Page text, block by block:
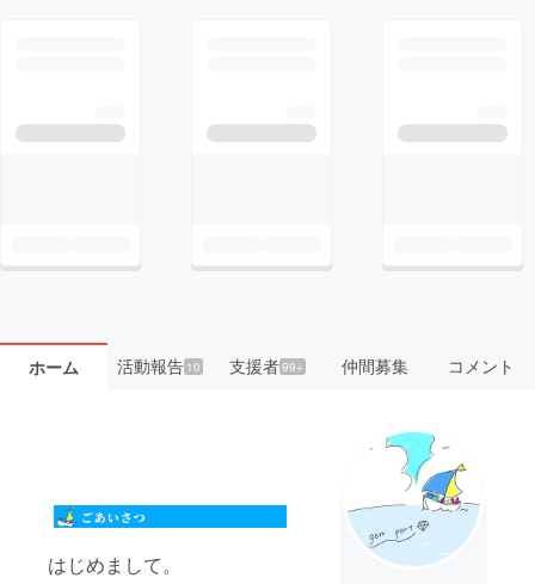
ホーム 活動報告10 支援者99+ 仲間募集 コメント
はじめまして。